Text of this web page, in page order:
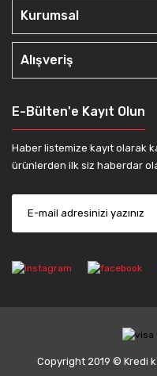
Kurumsal
Alışveriş
E-Bülten'e Kayıt Olun
Haber listemize kayıt olarak
ürünlerden ilk siz haberdar
Copyright 2019 © Kredi